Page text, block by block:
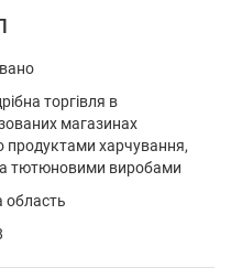
торгівля в
магазинах
продуктами харчування,
тютюновими виробами
область